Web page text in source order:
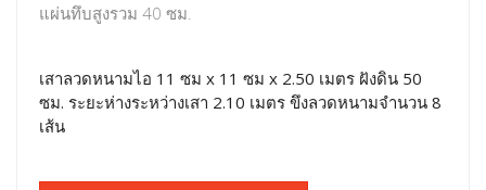
แผ่นทึบสูงรวม 40 ซม.
เสาลวดหนามไอ 11 ซม x 11 ซม x 2.50 เมตร ฝังดิน 50
ซม. ระยะห่างระหว่างเสา 2.10 เมตร ขึงลวดหนามจำนวน 8
เส้น